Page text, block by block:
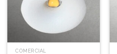
COMERCIAL